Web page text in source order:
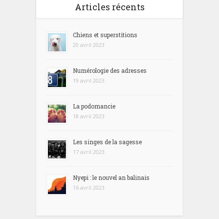
Articles récents
Chiens et superstitions
20 avril 2023
Numérologie des adresses
19 avril 2023
La podomancie
18 avril 2023
Les singes de la sagesse
17 avril 2023
Nyepi : le nouvel an balinais
16 avril 2023